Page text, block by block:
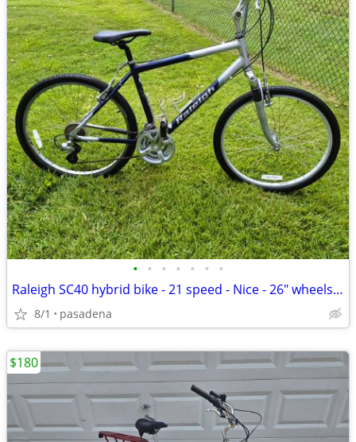
• • • • • • •
Raleigh SC40 hybrid bike - 21 speed - Nice - 26" wheels 20" frame
8/1 pasadena
$180